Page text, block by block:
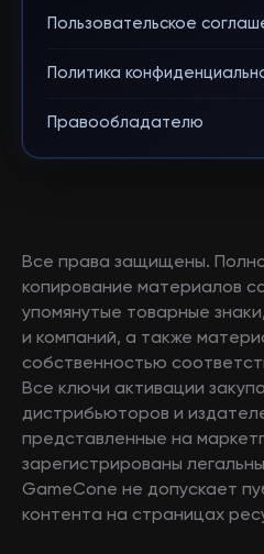
Пользовательское
Политика
Правообладателю
Все права защищены.
копирование материалов
упомянутые товарные
и компаний, а также
собственностью
Все ключи активации
дистрибьюторов и
представленные на
зарегистрированы
GameCone не допускает
контента на страницах